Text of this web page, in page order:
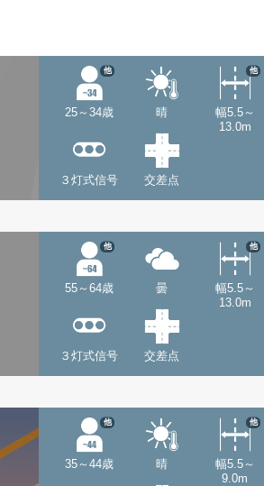
25～34歳
他
晴
幅5.5～
13.0m
他
３灯式信号 交差点
55～64歳
他
曇
幅5.5～
13.0m
他
３灯式信号 交差点
35～44歳
他
晴
幅5.5～
9.0m
他